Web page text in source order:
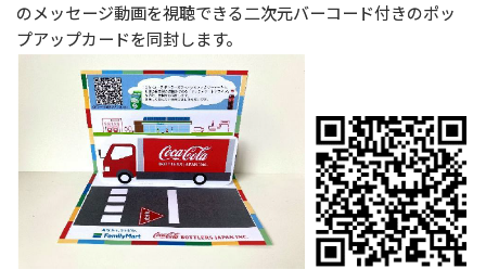
のメッセージ動画を視聴できる二次元バーコード付きのポッ
プアップカードを同封します。